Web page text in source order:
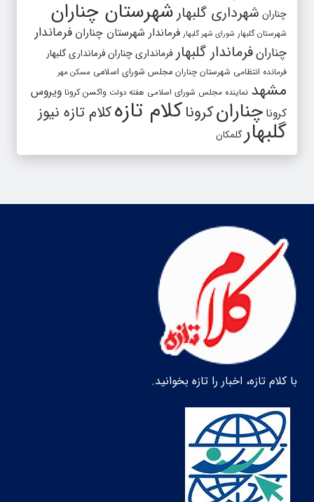
چناران شهرداری گلبهار شهرستان چناران
شهرستان گلبهار شورای شهر گلبهار فرماندار شهرستان چناران فرماندار
چنارانفرماندار گلبهار فرمانداری چنارانفرمانداری گلبهار
فرمانده انتظامی شهرستان چناران مجلس شورای اسلامی مسکن مهر
مشهد نماینده مجلس شورای اسلامی هفته دولت واکسن کرونا ویروس
کرونا چنارانکروناکلام تازهکلام تازه نیوز
گلبهارگلمکان
با کلام تازه، اخبار را تازه بخوانید.